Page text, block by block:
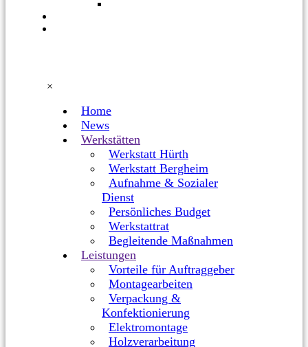
×
Home
News
Werkstätten
Werkstatt Hürth
Werkstatt Bergheim
Aufnahme & Sozialer
Dienst
Persönliches Budget
Werkstattrat
Begleitende Maßnahmen
Leistungen
Vorteile für Auftraggeber
Montagearbeiten
Verpackung &
Konfektionierung
Elektromontage
Holzverarbeitung